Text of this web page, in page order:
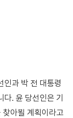
인과 박 전 대통령
다. 윤 당선인은 기
아뵐 계획이라고